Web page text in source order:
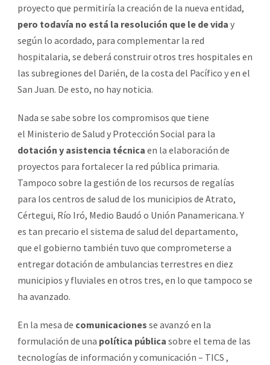
proyecto que permitiría la creación de la nueva entidad,
pero todavía no está la resolución que le de vida y
según lo acordado, para complementar la red
hospitalaria, se deberá construir otros tres hospitales en
las subregiones del Darién, de la costa del Pacífico y en el
San Juan. De esto, no hay noticia.
Nada se sabe sobre los compromisos que tiene
el Ministerio de Salud y Protección Social para la
dotación y asistencia técnica en la elaboración de
proyectos para fortalecer la red pública primaria.
Tampoco sobre la gestión de los recursos de regalías
para los centros de salud de los municipios de Atrato,
Cértegui, Río Iró, Medio Baudó o Unión Panamericana. Y
es tan precario el sistema de salud del departamento,
que el gobierno también tuvo que comprometerse a
entregar dotación de ambulancias terrestres en diez
municipios y fluviales en otros tres, en lo que tampoco se
ha avanzado.
En la mesa de comunicaciones se avanzó en la
formulación de una política pública sobre el tema de las
tecnologías de información y comunicación – TICS ,